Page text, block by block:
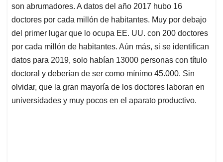
son abrumadores. A datos del año 2017 hubo 16
doctores por cada millón de habitantes. Muy por debajo
del primer lugar que lo ocupa EE. UU. con 200 doctores
por cada millón de habitantes. Aún más, si se identifican
datos para 2019, solo habían 13000 personas con título
doctoral y deberían de ser como mínimo 45.000. Sin
olvidar, que la gran mayoría de los doctores laboran en
universidades y muy pocos en el aparato productivo.